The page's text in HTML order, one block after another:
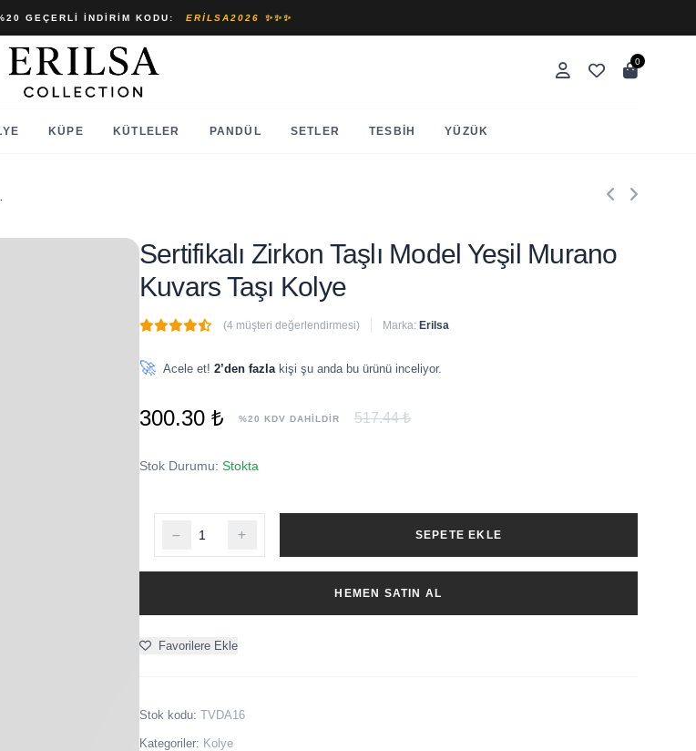
GEÇERLI İNDIRIM KODU: ERILSA2026 ✨✨✨
0
KÜPE KÜTLELER PANDÜL SETLER TESBIH YÜZÜK
Sertifikalı Zirkon Taşlı Model Yeşil Murano
Kuvars Taşı Kolye
(4 müşteri değerlendirmesi) Marka: Erilsa
🚀 Acele et! 2’den fazlakişi şu anda bu ürünü inceliyor.
300.30 ₺ %20 KDV DAHİLDİR 517.44 ₺
Stok Durumu: Stokta
SEPETE EKLE
HEMEN SATIN AL
Favorilere Ekle
Stok kodu: TVDA16
Kategoriler: Kolye